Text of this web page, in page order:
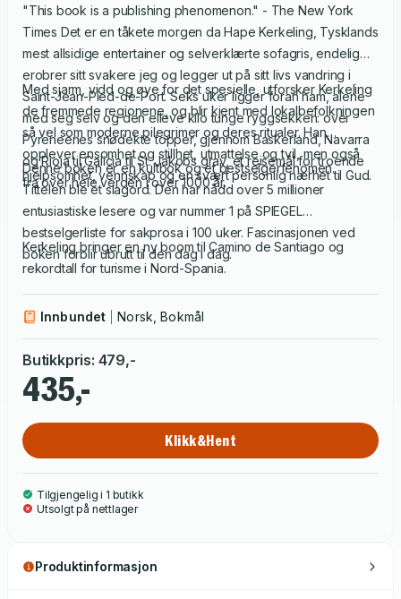
"This book is a publishing phenomenon." - The New York
Times Det er en tåkete morgen da Hape Kerkeling, Tysklands
mest allsidige entertainer og selverklærte sofagris, endelig
erobrer sitt svakere jeg og legger ut på sitt livs vandring i
Saint-Jean-Pied-de-Port. Seks uker ligger foran ham, alene
med seg selv og den elleve kilo tunge ryggsekken: over
Pyreneenes snødekte topper, gjennom Baskerland, Navarra
og Rioja til Galicia til St. Jakobs grav, et reisemål for troende
fra over hele verden i over 1000 år.
Med sjarm, vidd og øye for det spesielle, utforsker Kerkeling
de fremmede regionene, og blir kjent med lokalbefolkningen
så vel som moderne pilegrimer og deres ritualer. Han
opplever ensomhet og stillhet, utmattelse og tvil, men også
hjelpsomhet, vennskap og en svært personlig nærhet til Gud.
Denne boken er en kultbok og et bestselgerfenomen.
Tittelen ble et slagord. Den har nådd over 5 millioner
entusiastiske lesere og var nummer 1 på SPIEGEL
bestselgerliste for sakprosa i 100 uker. Fascinasjonen ved
boken forblir ubrutt til den dag i dag.
Kerkeling bringer en ny boom til Camino de Santiago og
rekordtall for turisme i Nord-Spania.
Innbundet Norsk, Bokmål
Butikkpris: 479,-
435,-
Klikk&Hent
Tilgjengelig i 1 butikk
Utsolgt på nettlager
Produktinformasjon